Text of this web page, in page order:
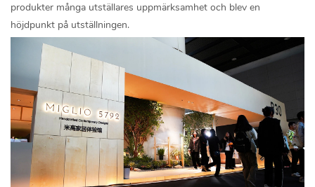
produkter många utställares uppmärksamhet och blev en
höjdpunkt på utställningen.